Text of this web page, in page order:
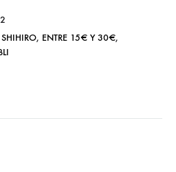
, ENTRE 15€ Y 30€,